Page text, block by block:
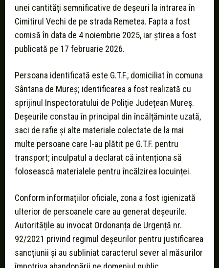
unei cantități semnificative de deșeuri la intrarea în
Cimitirul Vechi de pe strada Remetea. Fapta a fost
comisă în data de 4 noiembrie 2025, iar știrea a fost
publicată pe 17 februarie 2026.
Persoana identificată este G.T.F., domiciliat în comuna
Sântana de Mureș; identificarea a fost realizată cu
sprijinul Inspectoratului de Poliție Județean Mureș.
Deșeurile constau în principal din încălțăminte uzată,
saci de rafie și alte materiale colectate de la mai
multe persoane care l-au plătit pe G.T.F. pentru
transport; inculpatul a declarat că intenționa să
folosească materialele pentru încălzirea locuinței.
Conform informațiilor oficiale, zona a fost igienizată
ulterior de persoanele care au generat deșeurile.
Autoritățile au invocat Ordonanța de Urgență nr.
92/2021 privind regimul deșeurilor pentru justificarea
sancțiunii și au subliniat caracterul sever al măsurilor